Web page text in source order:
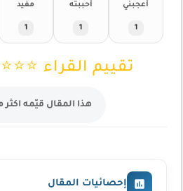
أعجبني
1
أحببته
1
مفيد
1
تقييم القراء
هذا المقال قيّمه اكثر من 3
إحصائيات المقال